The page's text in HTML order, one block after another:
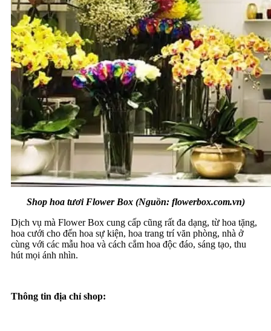
Shop hoa tươi Flower Box (Nguồn: flowerbox.com.vn)
Dịch vụ mà Flower Box cung cấp cũng rất đa dạng, từ hoa tặng,
hoa cưới cho đến hoa sự kiện, hoa trang trí văn phòng, nhà ở
cùng với các mẫu hoa và cách cắm hoa độc đáo, sáng tạo, thu
hút mọi ánh nhìn.
Thông tin địa chỉ shop: